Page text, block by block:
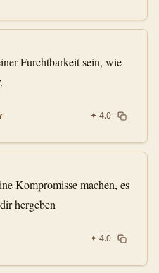
Furchtbarkeit sein, wie
✦ 4.0
Kompromisse machen, es
hergeben
✦ 4.0